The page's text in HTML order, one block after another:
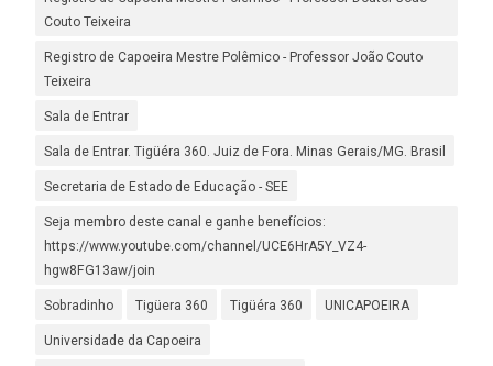
Couto Teixeira
Registro de Capoeira Mestre Polêmico - Professor João Couto
Teixeira
Sala de Entrar
Sala de Entrar. Tigüéra 360. Juiz de Fora. Minas Gerais/MG. Brasil
Secretaria de Estado de Educação - SEE
Seja membro deste canal e ganhe benefícios:
https://www.youtube.com/channel/UCE6HrA5Y_VZ4-
hgw8FG13aw/join
Sobradinho Tigüera 360 Tigüéra 360 UNICAPOEIRA
Universidade da Capoeira